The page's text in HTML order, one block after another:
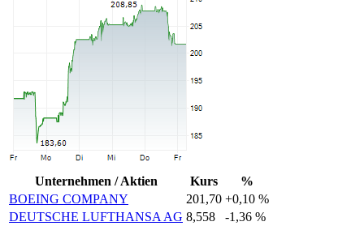
Unternehmen / Aktien Kurs
%
BOEING COMPANY
201,70 +0,10 %
DEUTSCHE LUFTHANSA AG 8,558
-1,36 %